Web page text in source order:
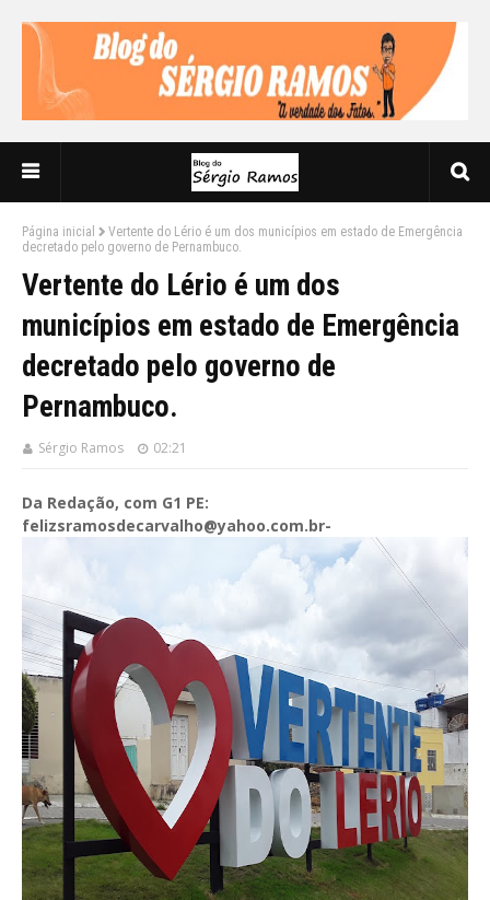
Página inicial
Vertente do Lério é um dos municípios em estado de Emergência
decretado pelo governo de Pernambuco.
Vertente do Lério é um dos
municípios em estado de Emergência
decretado pelo governo de
Pernambuco.
Sérgio Ramos 02:21
Da Redação, com G1 PE:
felizsramosdecarvalho@yahoo.com.br-